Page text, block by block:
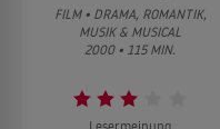
FILM • DRAMA, ROMANTIK,
MUSIK & MUSICAL
2000 • 115 MIN.